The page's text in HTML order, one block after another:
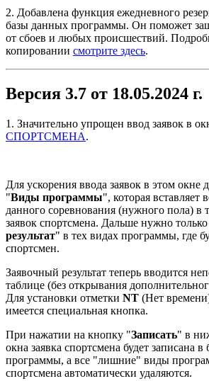
2. Добавлена функция ежедневного
базы данных программы. Он поможет
от сбоев и любых происшествий.
копировании смотрите здесь.
Версия 3.7 от 18.05.2024 г.
1. Значительно упрощен ввод заявок в
СПОРТСМЕНА.
Для ускорения ввода заявок в этом окне
"Виды программы", которая
данного соревнования (нужного пола) в
заявок спортсмена. Дальше нужно
результат" в тех видах программы, где
спортсмен.
Заявочный результат теперь вводится
таблице (без открывания
Для установки отметки NT (Нет
имеется специальная кнопка.
При нажатии на кнопку "Записать" в
окна заявка спортсмена будет записана
программы, а все "лишние" виды
спортсмена автоматически удаляются.